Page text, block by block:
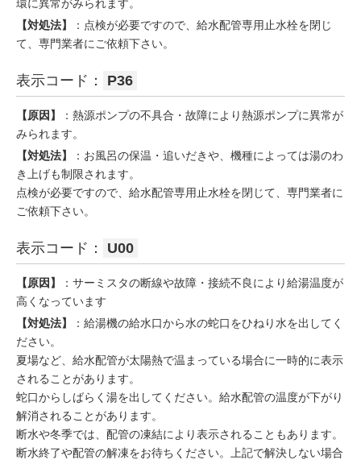
環に異常がみられます。
【対処法】
：点検が必要ですので、給水配管専用止水栓を閉じ
て、専門業者にご依頼下さい。
表示コード： P36
【原因】
：熱源ポンプの不具合・故障により熱源ポンプに異常が
みられます。
【対処法】
：お風呂の保温・追いだきや、機種によっては湯のわ
き上げも制限されます。
点検が必要ですので、給水配管専用止水栓を閉じて、専門業者に
ご依頼下さい。
表示コード： U00
【原因】
：サーミスタの断線や故障・接続不良により給湯温度が
高くなっています
【対処法】
：給湯機の給水口から水の蛇口をひねり水を出してく
ださい。
夏場など、給水配管が太陽熱で温まっている場合に一時的に表示
されることがあります。
蛇口からしばらく湯を出してください。給水配管の温度が下がり
解消されることがあります。
断水や冬季では、配管の凍結により表示されることもあります。
断水終了や配管の解凍をお待ちください。上記で解決しない場合